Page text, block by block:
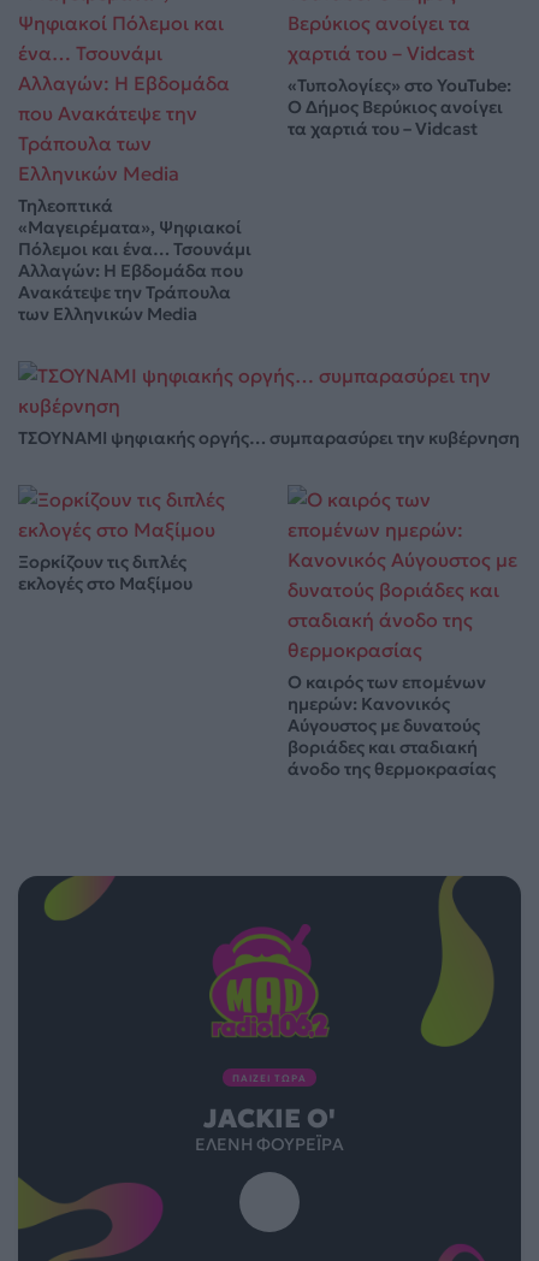
Τηλεοπτικά
«Μαγειρέματα», Ψηφιακοί
Πόλεμοι και ένα… Τσουνάμι
Αλλαγών: Η Εβδομάδα που
Ανακάτεψε την Τράπουλα
των Ελληνικών Media
«Τυπολογίες» στο YouTube:
Ο Δήμος Βερύκιος ανοίγει
τα χαρτιά του – Vidcast
ΤΣΟΥΝΑΜΙ ψηφιακής οργής… συμπαρασύρει την κυβέρνηση
Ξορκίζουν τις διπλές
εκλογές στο Μαξίμου
Ο καιρός των επομένων
ημερών: Κανονικός
Αύγουστος με δυνατούς
βοριάδες και σταδιακή
άνοδο της θερμοκρασίας
ΠΑΙΖΕΙ ΤΩΡΑ
JACKIE Ο'
ΕΛΈΝΗ ΦΟΥΡΈΙΡΑ